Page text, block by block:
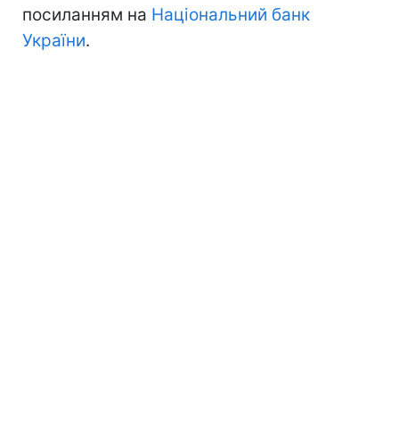
посиланням на Національний банк
України.